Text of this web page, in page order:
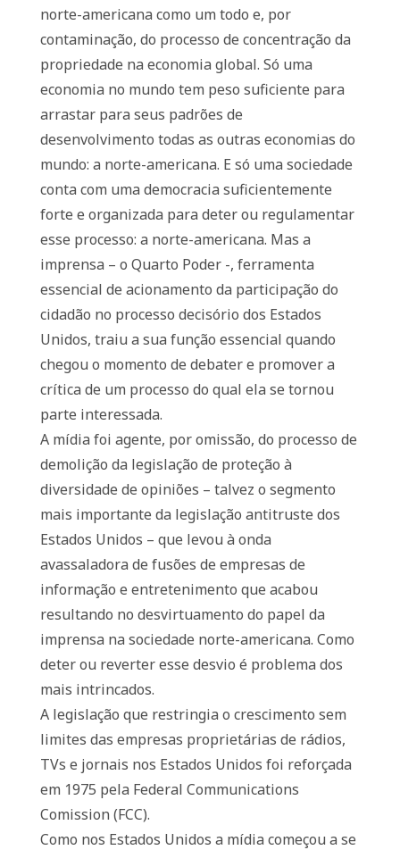
norte-americana como um todo e, por
contaminação, do processo de concentração da
propriedade na economia global. Só uma
economia no mundo tem peso suficiente para
arrastar para seus padrões de
desenvolvimento todas as outras economias do
mundo: a norte-americana. E só uma sociedade
conta com uma democracia suficientemente
forte e organizada para deter ou regulamentar
esse processo: a norte-americana. Mas a
imprensa – o Quarto Poder -, ferramenta
essencial de acionamento da participação do
cidadão no processo decisório dos Estados
Unidos, traiu a sua função essencial quando
chegou o momento de debater e promover a
crítica de um processo do qual ela se tornou
parte interessada.
A mídia foi agente, por omissão, do processo de
demolição da legislação de proteção à
diversidade de opiniões – talvez o segmento
mais importante da legislação antitruste dos
Estados Unidos – que levou à onda
avassaladora de fusões de empresas de
informação e entretenimento que acabou
resultando no desvirtuamento do papel da
imprensa na sociedade norte-americana. Como
deter ou reverter esse desvio é problema dos
mais intrincados.
A legislação que restringia o crescimento sem
limites das empresas proprietárias de rádios,
TVs e jornais nos Estados Unidos foi reforçada
em 1975 pela Federal Communications
Comission (FCC).
Como nos Estados Unidos a mídia começou a se